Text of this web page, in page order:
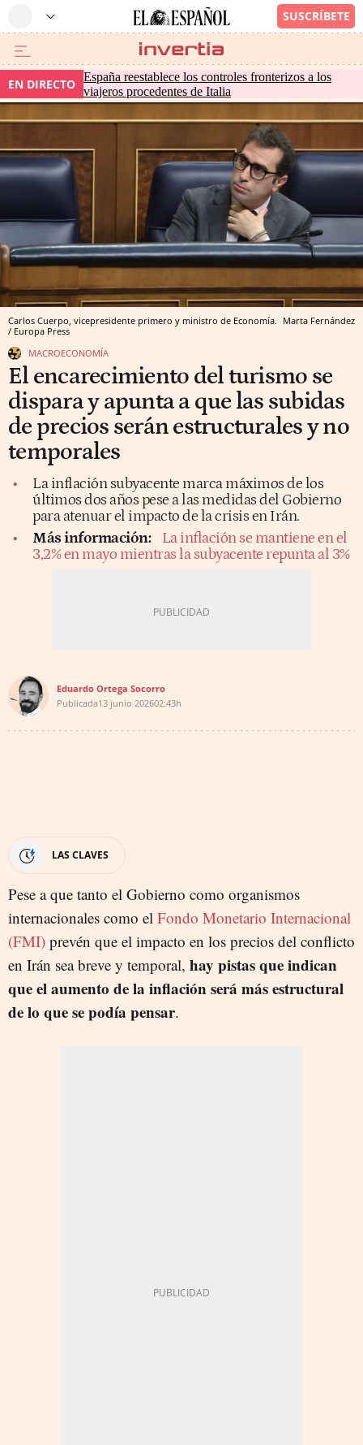
EN DIRECTO España reestablece los controles fronterizos a los
viajeros procedentes de Italia
Carlos Cuerpo, vicepresidente primero y ministro de Economía. Marta Fernández
/ Europa Press
MACROECONOMÍA
El encarecimiento del turismo se
dispara y apunta a que las subidas
de precios serán estructurales y no
temporales
La inflación subyacente marca máximos de los
últimos dos años pese a las medidas del Gobierno
para atenuar el impacto de la crisis en Irán.
Más información:
La inflación se mantiene en el
3,2% en mayo mientras la subyacente repunta al 3%
Eduardo Ortega Socorro
Publicada13 junio 202602:43h
LAS CLAVES
Pese a que tanto el Gobierno como organismos
internacionales como el Fondo Monetario Internacional
(FMI) prevén que el impacto en los precios del conflicto
en Irán sea breve y temporal, hay pistas que indican
que el aumento de la inflación será más estructural
de lo que se podía pensar.